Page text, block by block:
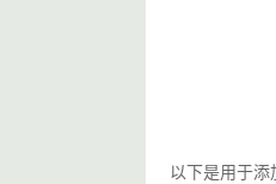
以下是用于添